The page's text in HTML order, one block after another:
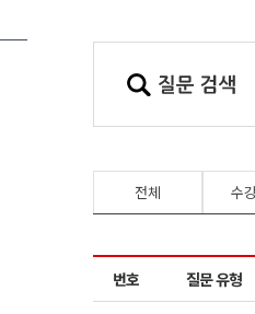
전체 수
번호 질문 유형